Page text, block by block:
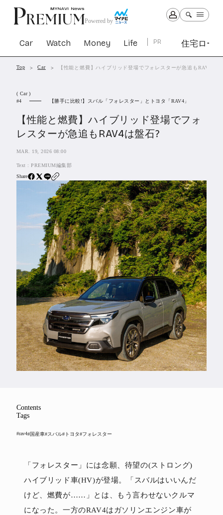
Powered by
Car Watch Money Life PR 住宅ロー
Car Watch Money Life
住宅ローン
SBIネオトレード証券
特集&連載記事
Feature
Series
Top Car 【性能と燃費】ハイブリッド登場でフォレスターが急追もRAV4は
( Car )
4
【勝手に比較!】スバル「フォレスター」とトヨタ「RAV4」
【性能と燃費】ハイブリッド登場でフォ
レスターが急追もRAV4は盤石?
MAR. 19, 2026 08:00
Text :PREMIUM編集部
Share
Contents
Tags
#rav4#国産車#スバル#トヨタ#フォレスター
「フォレスター」には念願、待望の(ストロング)
ハイブリッド車(HV)が登場。「スバルはいいんだ
けど、燃費が……」とは、もう言わせないクルマ
になった。一方のRAV4はガソリンエンジン車が